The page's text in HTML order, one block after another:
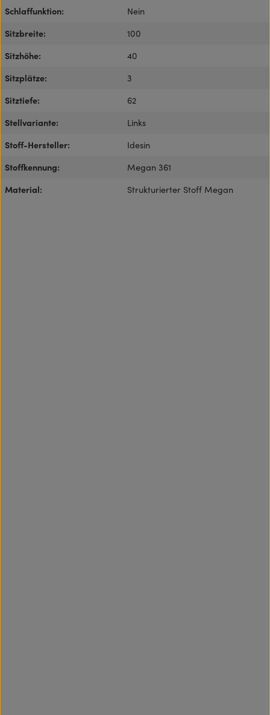
Schlaffunktion:
Nein
Sitzbreite:
100
Sitzhöhe:
40
Sitzplätze:
3
Sitztiefe:
62
Stellvariante:
Links
Stoff-Hersteller:
Idesin
Stoffkennung:
Megan 361
Material:
Strukturierter Stoff Megan